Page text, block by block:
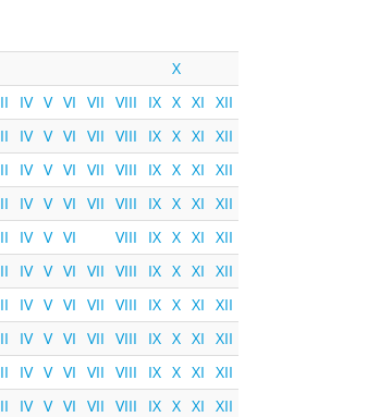
X
IV V VI VII VIII IX X XI XII
IV V VI VII VIII IX X XI XII
IV V VI VII VIII IX X XI XII
IV V VI VII VIII IX X XI XII
IV V VI VIII IX X XI XII
IV V VI VII VIII IX X XI XII
IV V VI VII VIII IX X XI XII
IV V VI VII VIII IX X XI XII
IV V VI VII VIII IX X XI XII
IV V VI VII VIII IX X XI XII